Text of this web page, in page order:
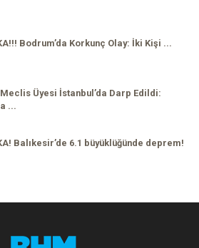
Bodrum’da Korkunç Olay: İki Kişi ...
Üyesi İstanbul’da Darp Edildi:
...
Balıkesir’de 6.1 büyüklüğünde deprem!